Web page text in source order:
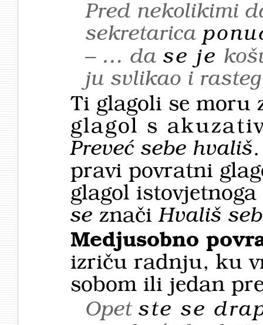
Pred nekolikimi
sekretarica
– … da se je
ju svlikao i
Ti glagoli se
glagol s
Preveć sebe hvališ
pravi povratni
glagol
se značiHvališ
Medjusobno
izriču radnju, ku
sobom ili jedan
Opet ste se